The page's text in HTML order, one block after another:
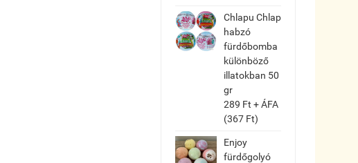
Chlapu Chlap
habzó
fürdőbomba
különböző
illatokban 50
gr
289 Ft + ÁFA
(367 Ft)
Enjoy
fürdőgolyó